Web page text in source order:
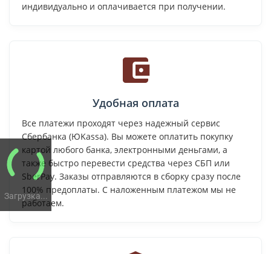
Загрузка...
индивидуально и оплачивается при получении.
Удобная оплата
Все платежи проходят через надежный сервис
Сбербанка (ЮKassa). Вы можете оплатить покупку
картой любого банка, электронными деньгами, а
также быстро перевести средства через СБП или
SberPay. Заказы отправляются в сборку сразу после
100% предоплаты. С наложенным платежом мы не
работаем.